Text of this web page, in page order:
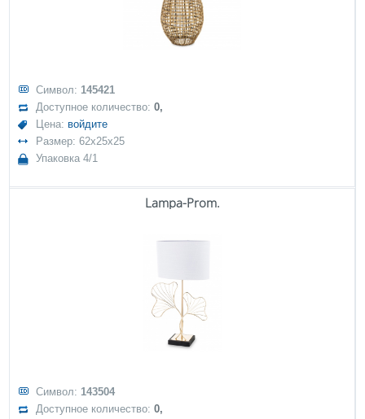
Символ: 145421
Доступное количество:0,
Цена: войдите
Размер: 62x25x25
Упаковка 4/1
Lampa-Prom.
Символ: 143504
Доступное количество:0,